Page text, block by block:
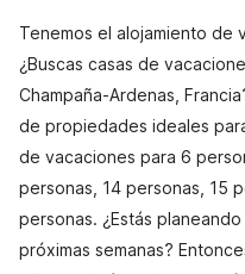
Tenemos el alojamiento de
¿Buscas casas de
Champaña-Ardenas,
de propiedades ideales
de vacaciones para 6
personas, 14 personas, 15
personas. ¿Estás
próximas semanas?